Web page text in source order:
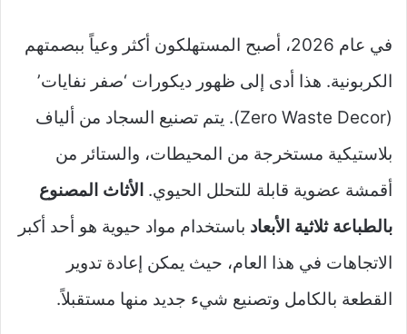
في عام 2026، أصبح المستهلكون أكثر وعياً ببصمتهم
الكربونية. هذا أدى إلى ظهور ديكورات ‘صفر نفايات’
(Zero Waste Decor). يتم تصنيع السجاد من ألياف
بلاستيكية مستخرجة من المحيطات، والستائر من
أقمشة عضوية قابلة للتحلل الحيوي. الأثاث المصنوع
بالطباعة ثلاثية الأبعاد باستخدام مواد حيوية هو أحد أكبر
الاتجاهات في هذا العام، حيث يمكن إعادة تدوير
القطعة بالكامل وتصنيع شيء جديد منها مستقبلاً.